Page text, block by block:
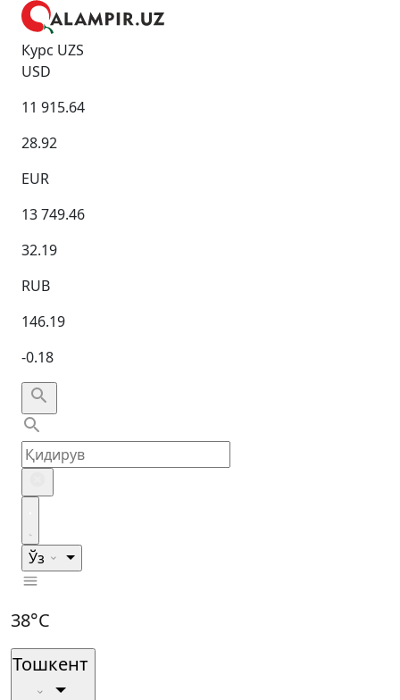
Курс UZS
USD
11 915.64
28.92
EUR
13 749.46
32.19
RUB
146.19
-0.18
Ўз
38°C
Тошкент